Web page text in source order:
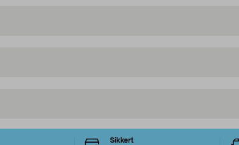
Sikkert